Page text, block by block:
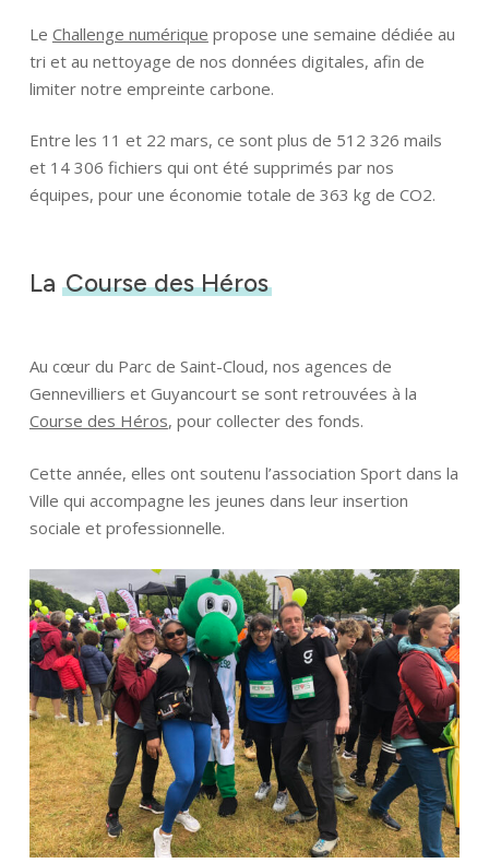
Le Challenge numérique propose une semaine dédiée au
tri et au nettoyage de nos données digitales, afin de
limiter notre empreinte carbone.
Entre les 11 et 22 mars, ce sont plus de 512 326 mails
et 14 306 fichiers qui ont été supprimés par nos
équipes, pour une économie totale de 363 kg de CO2.
La Course des Héros
Au cœur du Parc de Saint-Cloud, nos agences de
Gennevilliers et Guyancourt se sont retrouvées à la
Course des Héros, pour collecter des fonds.
Cette année, elles ont soutenu l’association Sport dans la
Ville qui accompagne les jeunes dans leur insertion
sociale et professionnelle.